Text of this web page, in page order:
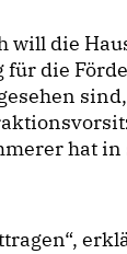
will die
die
hat